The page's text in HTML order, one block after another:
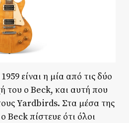
είναι η μία από τις δύο
του ο Beck, και αυτή που
Yardbirds. Στα μέσα της
Beck πίστευε ότι όλοι